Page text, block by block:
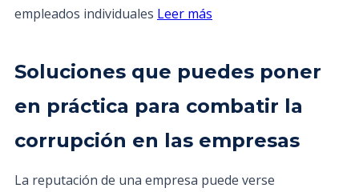
empleados individuales Leer más
Soluciones que puedes poner
en práctica para combatir la
corrupción en las empresas
La reputación de una empresa puede verse